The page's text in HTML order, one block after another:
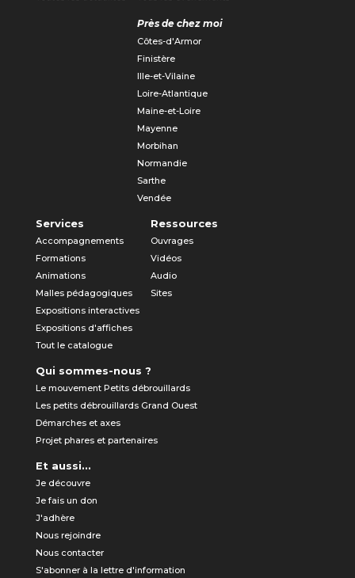
Près de chez moi
Côtes-d'Armor
Finistère
Ille-et-Vilaine
Loire-Atlantique
Maine-et-Loire
Mayenne
Morbihan
Normandie
Sarthe
Vendée
Services
Accompagnements
Formations
Animations
Malles pédagogiques
Expositions interactives
Expositions d'affiches
Tout le catalogue
Ressources
Ouvrages
Vidéos
Audio
Sites
Qui sommes-nous ?
Le mouvement Petits débrouillards
Les petits débrouillards Grand Ouest
Démarches et axes
Projet phares et partenaires
Et aussi...
Je découvre
Je fais un don
J'adhère
Nous rejoindre
Nous contacter
S'abonner à la lettre d'information